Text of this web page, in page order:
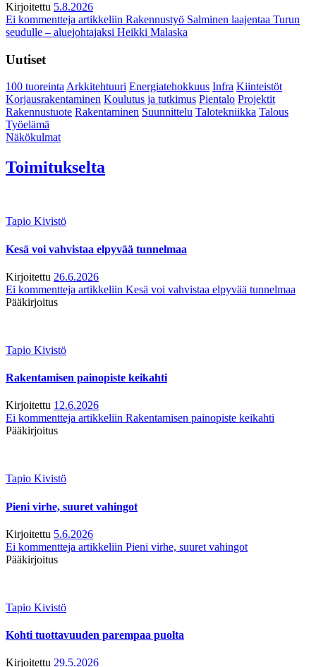
Kirjoitettu 5.8.2026
Ei kommentteja artikkeliin Rakennustyö Salminen laajentaa Turun
seudulle – aluejohtajaksi Heikki Malaska
Uutiset
100 tuoreintaArkkitehtuuri Energiatehokkuus Infra Kiinteistöt
Korjausrakentaminen Koulutus ja tutkimus Pientalo Projektit
Rakennustuote Rakentaminen Suunnittelu Talotekniikka Talous
Työelämä
Näkökulmat
Toimitukselta
Tapio Kivistö
Kesä voi vahvistaa elpyvää tunnelmaa
Kirjoitettu 26.6.2026
Ei kommentteja artikkeliin Kesä voi vahvistaa elpyvää tunnelmaa
Pääkirjoitus
Tapio Kivistö
Rakentamisen painopiste keikahti
Kirjoitettu 12.6.2026
Ei kommentteja artikkeliin Rakentamisen painopiste keikahti
Pääkirjoitus
Tapio Kivistö
Pieni virhe, suuret vahingot
Kirjoitettu 5.6.2026
Ei kommentteja artikkeliin Pieni virhe, suuret vahingot
Pääkirjoitus
Tapio Kivistö
Kohti tuottavuuden parempaa puolta
Kirjoitettu 29.5.2026